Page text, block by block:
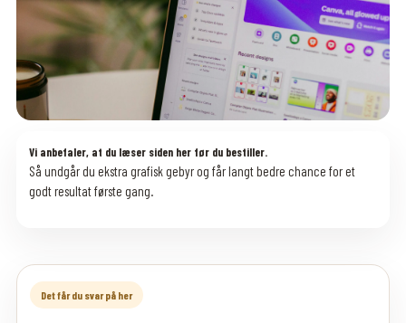
Vi anbefaler, at du læser siden her før du bestiller.
Så undgår du ekstra grafisk gebyr og får langt bedre chance for et
godt resultat første gang.
Det får du svar på her